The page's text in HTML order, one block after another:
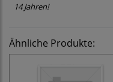
14 Jahren!
Ähnliche Produkte: